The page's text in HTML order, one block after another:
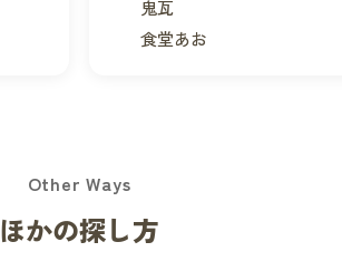
鬼瓦
食堂あお
Other Ways
ほかの探し方